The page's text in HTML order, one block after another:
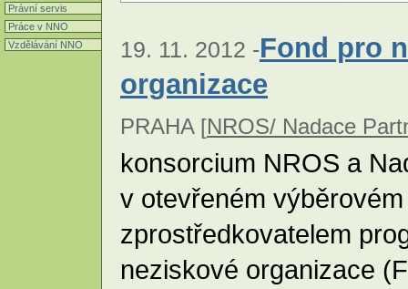
Právní servis
Práce v NNO
Vzdělávání NNO
19. 11. 2012 -Fond pro
organizace
PRAHA [NROS/ Nadace
konsorcium NROS a
v otevřeném
zprostředkovatelem
neziskové organizace